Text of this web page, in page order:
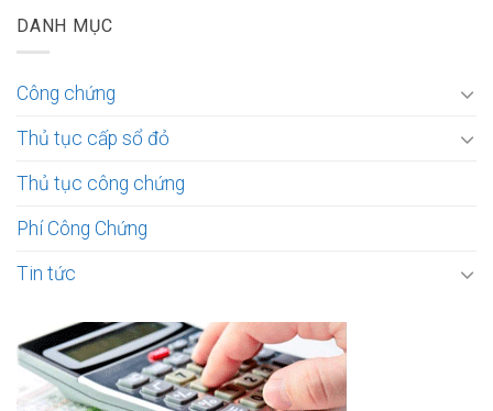
DANH MỤC
Công chứng
Thủ tục cấp sổ đỏ
Thủ tục công chứng
Phí Công Chứng
Tin tức